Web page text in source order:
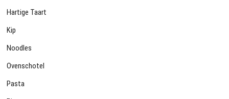
Hartige Taart
Kip
Noodles
Ovenschotel
Pasta